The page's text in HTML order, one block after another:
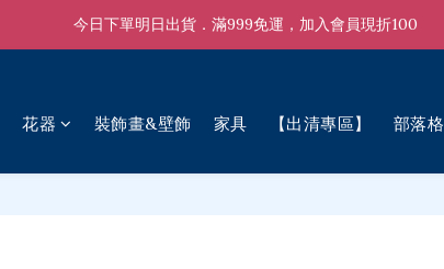
今日下單明日出貨．滿999免運，加入會員現折100
花器 裝飾畫&壁飾 家具 【出清專區】 部落格